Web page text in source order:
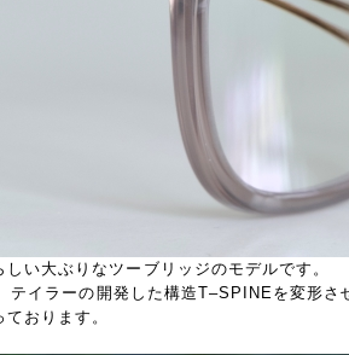
しい大ぶりなツーブリッジのモデルです。
テイラーの開発した構造T–S P N Eを変形さ
おります。